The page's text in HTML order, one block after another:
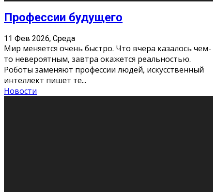
Как бороться со стрессом
11 Фев 2026, Среда
Стресс – нормальная реакция организма, когда
факторов, воздействующих на твой организм
больше, чем ресурсов. Есть советы, как бороться со
стрессовым состояни
Новости